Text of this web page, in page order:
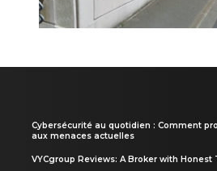
Cybersécurité au quotidien : Comment
aux menaces actuelles
VYCgroup Reviews: A Broker with